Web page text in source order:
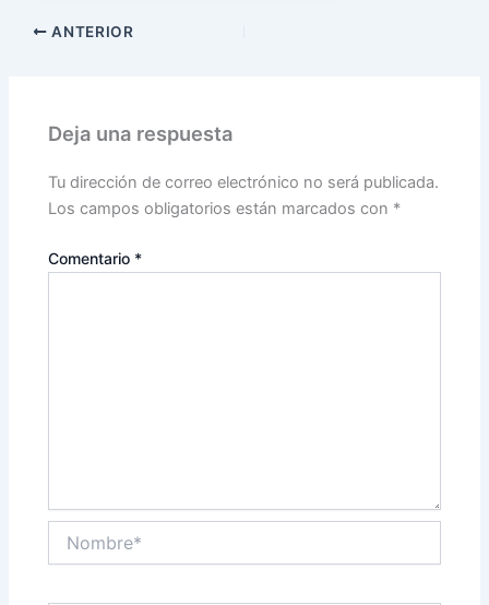
ANTERIOR
Deja una respuesta
Tu dirección de correo electrónico no será publicada.
Los campos obligatorios están marcados con *
Comentario *